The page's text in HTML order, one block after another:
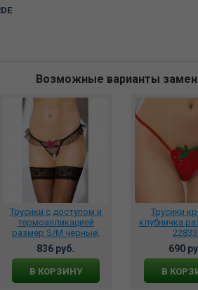
Возможные варианты
Трусики с доступом и
термоапликацией
размер S/M чёрные,
246216
836 руб.
В КОРЗИНУ
Трусики
клубничка
690
В